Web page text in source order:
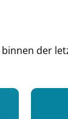
der